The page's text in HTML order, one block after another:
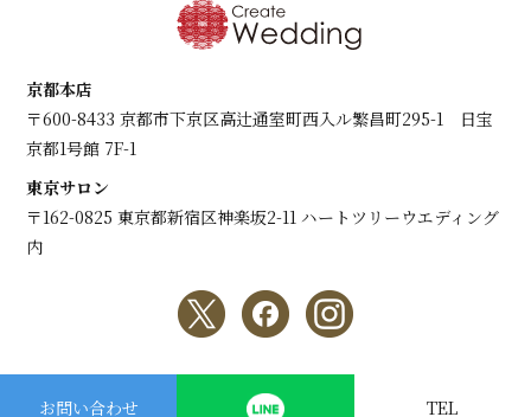
お問い合わせ TEL
京都本店
〒600-8433 京都市下京区高辻通室町西入ル繁昌町295-1 日宝
京都1号館 7F-1
東京サロン
〒162-0825 東京都新宿区神楽坂2-11 ハートツリーウエディング
内
copyright © Create Wedding All Rights Reserved.